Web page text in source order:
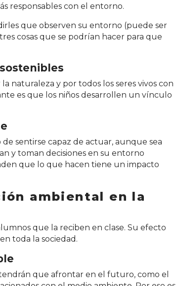
responsables con el entorno.
que observen su entorno (puede ser
cosas que se podrían hacer para que
naturaleza y por todos los seres vivos con
es que los niños desarrollen un vínculo
sentirse capaz de actuar, aunque sea
y toman decisiones en su entorno
que lo que hacen tiene un impacto
ambiental en la
que la reciben en clase. Su efecto
toda la sociedad.
que afrontar en el futuro, como el